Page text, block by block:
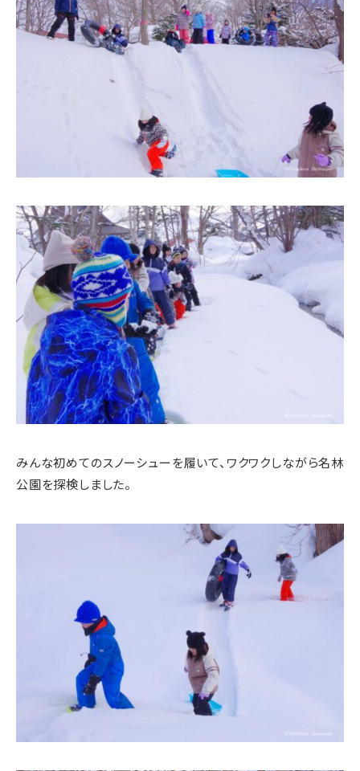
みんな初めてのスノーシューを履いて、ワクワクしながら名林
公園を探検しました。